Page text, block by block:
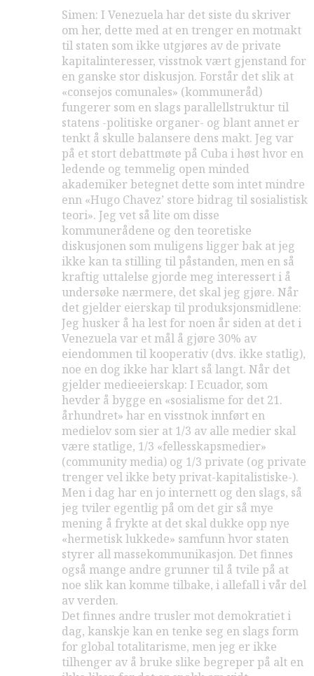
Simen: I Venezuela har det siste du skriver
om her, dette med at en trenger en motmakt
til staten som ikke utgjøres av de private
kapitalinteresser, visstnok vært gjenstand for
en ganske stor diskusjon. Forstår det slik at
«consejos comunales» (kommuneråd)
fungerer som en slags parallellstruktur til
statens -politiske organer- og blant annet er
tenkt å skulle balansere dens makt. Jeg var
på et stort debattmøte på Cuba i høst hvor en
ledende og temmelig open minded
akademiker betegnet dette som intet mindre
enn «Hugo Chavez’ store bidrag til sosialistisk
teori». Jeg vet så lite om disse
kommunerådene og den teoretiske
diskusjonen som muligens ligger bak at jeg
ikke kan ta stilling til påstanden, men en så
kraftig uttalelse gjorde meg interessert i å
undersøke nærmere, det skal jeg gjøre. Når
det gjelder eierskap til produksjonsmidlene:
Jeg husker å ha lest for noen år siden at det i
Venezuela var et mål å gjøre 30% av
eiendommen til kooperativ (dvs. ikke statlig),
noe en dog ikke har klart så langt. Når det
gjelder medieeierskap: I Ecuador, som
hevder å bygge en «sosialisme for det 21.
århundret» har en visstnok innført en
medielov som sier at 1/3 av alle medier skal
være statlige, 1/3 «fellesskapsmedier»
(community media) og 1/3 private (og private
trenger vel ikke bety privat-kapitalistiske-).
Men i dag har en jo internett og den slags, så
jeg tviler egentlig på om det gir så mye
mening å frykte at det skal dukke opp nye
«hermetisk lukkede» samfunn hvor staten
styrer all massekommunikasjon. Det finnes
også mange andre grunner til å tvile på at
noe slik kan komme tilbake, i allefall i vår del
av verden.
Det finnes andre trusler mot demokratiet i
dag, kanskje kan en tenke seg en slags form
for global totalitarisme, men jeg er ikke
tilhenger av å bruke slike begreper på alt en